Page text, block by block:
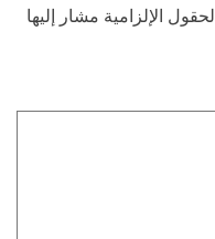
الحقول الإلزامية مشار إليها